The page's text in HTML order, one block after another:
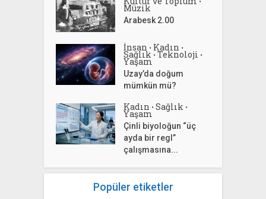
Müzik
Arabesk 2.00
İnsan • Kadın •
Sağlık • Teknoloji •
Yaşam
Uzay’da doğum
mümkün mü?
Kadın • Sağlık •
Yaşam
Çinli biyoloğun “üç
ayda bir regl”
çalışmasına...
Popüler etiketler